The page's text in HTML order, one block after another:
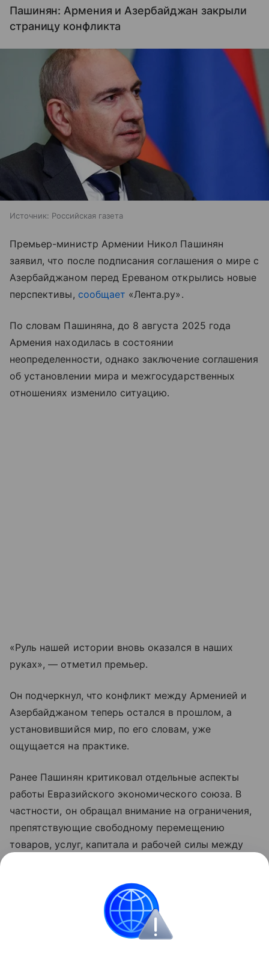
Пашинян: Армения и Азербайджан закрыли
страницу конфликта
Источник: Российская газета
Премьер-министр Армении Никол Пашинян
заявил, что после подписания соглашения о мире с
Азербайджаном перед Ереваном открылись новые
перспективы, сообщает «Лента.ру».
По словам Пашиняна, до 8 августа 2025 года
Армения находилась в состоянии
неопределенности, однако заключение соглашения
об установлении мира и межгосударственных
отношениях изменило ситуацию.
«Руль нашей истории вновь оказался в наших
руках», — отметил премьер.
Он подчеркнул, что конфликт между Арменией и
Азербайджаном теперь остался в прошлом, а
установившийся мир, по его словам, уже
ощущается на практике.
Ранее Пашинян критиковал отдельные аспекты
работы Евразийского экономического союза. В
частности, он обращал внимание на ограничения,
препятствующие свободному перемещению
товаров, услуг, капитала и рабочей силы между
для бизнеса и эффективность интеграции.
Армения Внешняя политика